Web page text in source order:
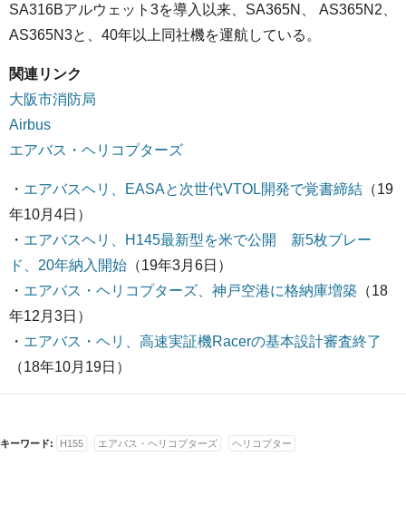
SA316Bアルウェット3を導入以来、SA365N、 AS365N2、
AS365N3と、40年以上同社機を運航している。
関連リンク
大阪市消防局
Airbus
エアバス・ヘリコプターズ
・ エアバスヘリ、EASAと次世代VTOL開発で覚書締結 （19
年10月4日）
・ エアバスヘリ、H145最新型を米で公開 新5枚ブレー
ド、20年納入開始 （19年3月6日）
・ エアバス・ヘリコプターズ、神戸空港に格納庫増築 （18
年12月3日）
・ エアバス・ヘリ、高速実証機Racerの基本設計審査終了
（18年10月19日）
キーワード: H155 エアバス・ヘリコプターズ ヘリコプター